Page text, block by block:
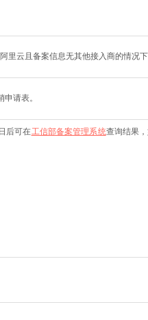
云且备案信息无其他接入商的情况
请表。
后可在工信部备案管理系统查询结果